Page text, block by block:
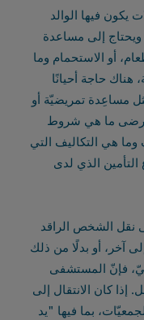
يكون فيها الوالد
ويحتاج إلى مساعدة
أو الاستحمام وما
حاجة أحيانًا
مساعِدة تمريضيّة أو
ما هي شروط
هي التكاليف التي
التأمين الذي لدى
نقل الشخص الراقد
أو بدلًا من ذلك
فإنّ المستشفى
إذا كان الانتقال إلى
بما فيها "يد